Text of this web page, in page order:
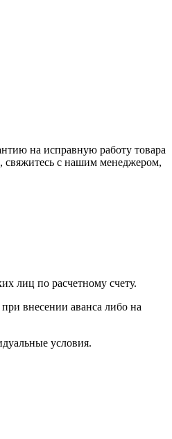
на исправную работу товара
свяжитесь с нашим менеджером,
лиц по расчетному счету.
внесении аванса либо на
условия.